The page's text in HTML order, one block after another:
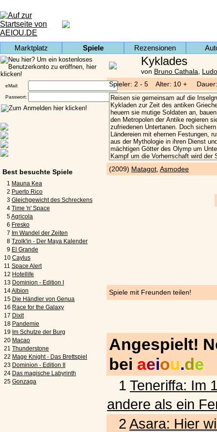
Marktplatz Spiele Rezensionen
eMail:
Passwort:
Best besuchte Spiele
1 Mauna Kea
2 Puerto Rico
3 Gleichgewicht des Schreckens
4 Time 'n' Space
5Agricola
6 Fresko
7 Im Wandel der Zeiten
8 Tzolk'in - Der Maya Kalender
9 El Grande
10 Caylus
11 Space Alert
12 Hotellife
13 Dominion - Edition I
14Albion
15 Die Händler von Genua
16 Race for the Galaxy
17 Dixit
18 Pandemie
19 Im Schutze der Burg
20 Macao
21 Thunderstone
22 Mage Knight - Das Brettspiel
23 Dominion - Edition II
24 Das magische Labyrinth
25 Gonzaga
Kyklades
von Bruno Cathala,
Spieler: 2 - 5 Alter: 10 + Dauer:
(2009) Matagot Asmodee
Spiele mit Freunden teilen!
Angespielt!
bei aeiou.de
1 Teneriffa: Im
andere als ein
2 Asara: Hier